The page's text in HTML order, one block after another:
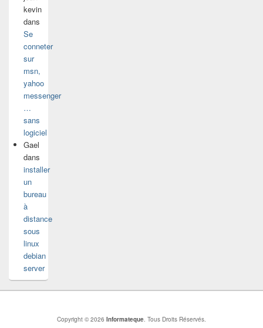
kevin
dans
Se
conneter
sur
msn,
yahoo
messenger
…
sans
logiciel
Gael
dans
installer
un
bureau
à
distance
sous
linux
debian
server
Copyright © 2026 Informateque. Tous Droits Réservés.